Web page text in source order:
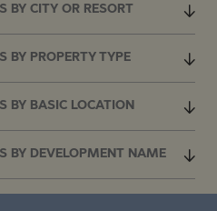
BY CITY OR RESORT
BY PROPERTY TYPE
BY BASIC LOCATION
BY DEVELOPMENT NAME